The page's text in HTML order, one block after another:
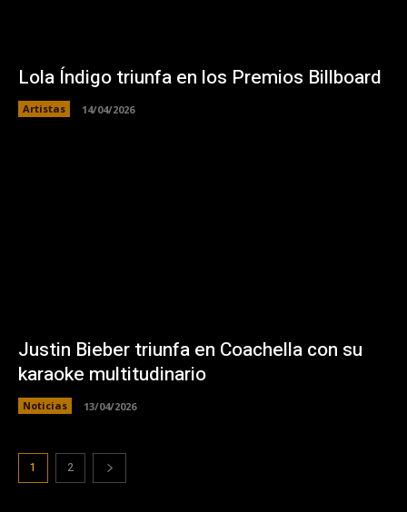
Lola Índigo triunfa en los Premios Billboard
Artistas 14/04/2026
Justin Bieber triunfa en Coachella con su
karaoke multitudinario
Noticias 13/04/2026
1 2